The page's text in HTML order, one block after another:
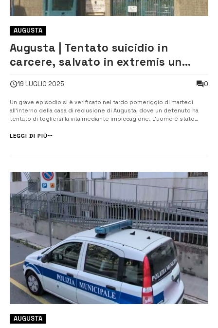
AUGUSTA
Augusta | Tentato suicidio in
carcere, salvato in extremis un
19 LUGLIO 2025 0
Un grave episodio si è verificato nel tardo pomeriggio di martedì
all’interno della casa di reclusione di Augusta, dove un detenuto ha
tentato di togliersi la vita mediante impiccagione. L’uomo è stato
personale di Polizia penitenziaria è stato tratto in salvo. L’allarme è
LEGGI DI PIÙ
AUGUSTA